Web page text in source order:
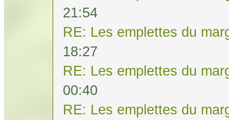
21:54
RE: Les emplettes du
18:27
RE: Les emplettes du
00:40
RE: Les emplettes du